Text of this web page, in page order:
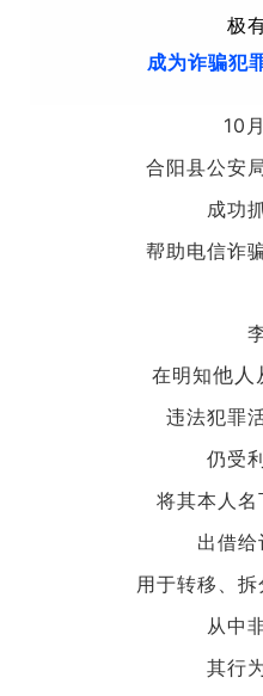
极
成为诈骗犯
10
合阳县公安
成功
帮助电信诈
在明知他人
违法犯罪
仍受
将其本人
出借给
用于转移、
从中
其行